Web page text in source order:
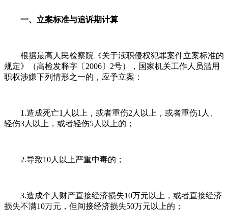
一、立案标准与追诉期计算
根据最高人民检察院《关于渎职侵权犯罪案件立案标准的
规定》（高检发释字〔2006〕2号），国家机关工作人员滥用
职权涉嫌下列情形之一的，应予立案：
1.造成死亡1人以上，或者重伤2人以上，或者重伤1人、
轻伤3人以上，或者轻伤5人以上的；
2.导致10人以上严重中毒的；
3.造成个人财产直接经济损失10万元以上，或者直接经济
损失不满10万元，但间接经济损失50万元以上的；